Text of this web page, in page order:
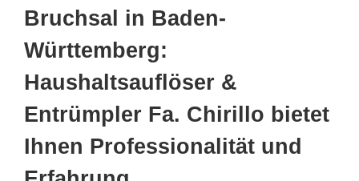
Bruchsal in Baden-
Württemberg:
Haushaltsauflöser &
Entrümpler Fa. Chirillo bietet
Ihnen Professionalität und